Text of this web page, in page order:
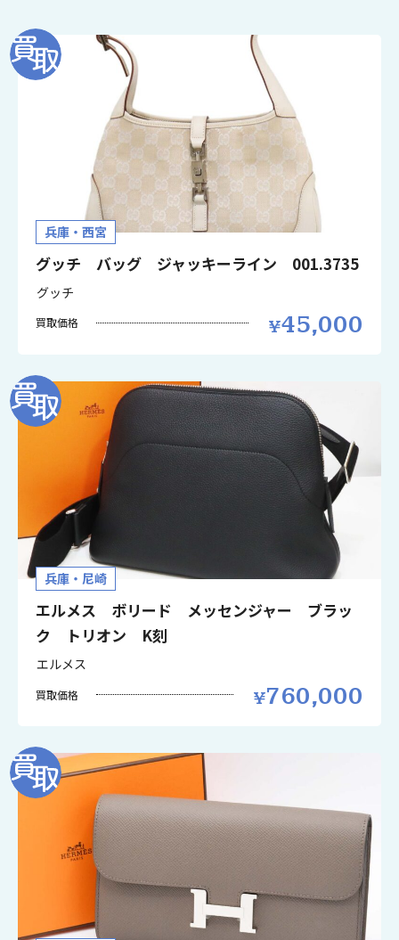
兵庫・西宮
グッチ バッグ ジャッキーライン 001.3735
グッチ
買取価格 45,000
兵庫・尼崎
エルメス ボリード メッセンジャー ブラッ
ク トリオン K刻
エルメス
買取価格 760,000